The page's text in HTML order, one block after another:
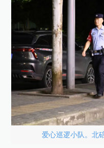
爱心巡逻小队。北